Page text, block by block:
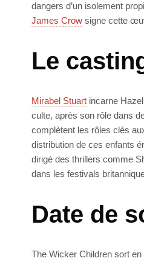
dangers d’un isolement
James Crow signe cette
Le
Mirabel Stuart incarne
culte, après son rôle dans
complètent les rôles clés
distribution de ces enfants
dirigé des thrillers comme
dans les festivals
Date de
The Wicker Children sort en